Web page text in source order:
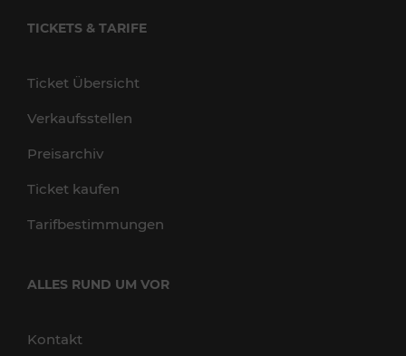
TICKETS & TARIFE
Ticket Übersicht
Verkaufsstellen
Preisarchiv
Ticket kaufen
Tarifbestimmungen
ALLES RUND UM VOR
Kontakt